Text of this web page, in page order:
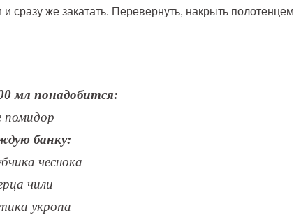
же закатать. Перевернуть, накрыть полотенцем
мл понадобится:
помидор
банку:
чеснока
чили
укропа